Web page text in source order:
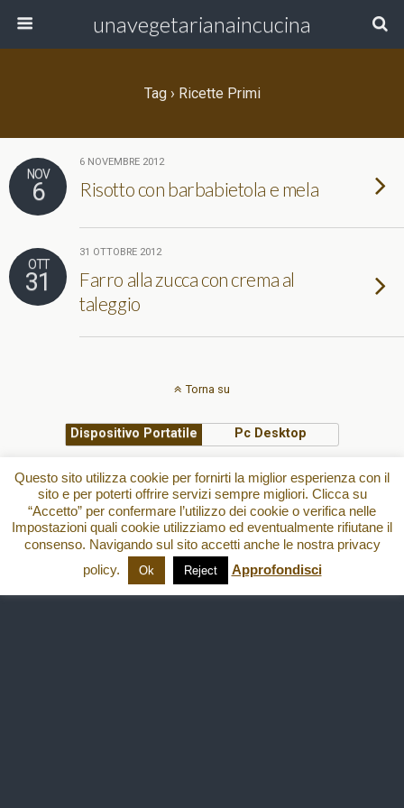
unavegetarianaincucina
Tag › Ricette Primi
NOV
6
6 NOVEMBRE 2012
Risotto con barbabietola e mela
OTT
31
31 OTTOBRE 2012
Farro alla zucca con crema al
taleggio
Torna su
Dispositivo Portatile Pc Desktop
All content Copyright
Questo sito utilizza cookie per fornirti la miglior esperienza con il
sito e per poterti offrire servizi sempre migliori. Clicca su
“Accetto” per confermare l’utilizzo dei cookie o verifica nelle
Impostazioni quali cookie utilizziamo ed eventualmente rifiutane il
consenso. Navigando sul sito accetti anche le nostra privacy
policy.
Ok Reject Approfondisci